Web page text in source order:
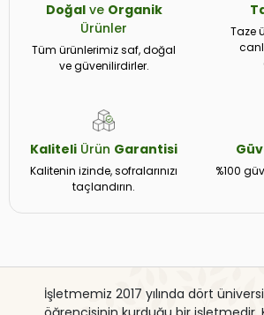
Doğalve Organik
Ürünler
Tüm ürünlerimiz saf, doğal
ve güvenilirdirler.
Taze
Kaliteli Ürün Garantisi
Kalitenin izinde, sofralarınızı
taçlandırın.
%100
İşletmemiz 2017 yılında dört